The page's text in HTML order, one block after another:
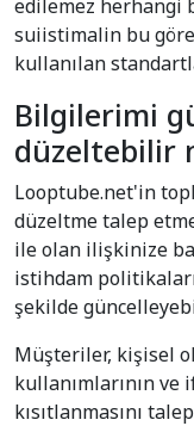
edilemez herhangi
suiistimalin bu
kullanılan
Bilgilerimi
düzeltebilir
Looptube.net'in
düzeltme talep
ile olan ilişkinize
istihdam
şekilde
Müşteriler, kişisel
kullanımlarının ve
kısıtlanmasını